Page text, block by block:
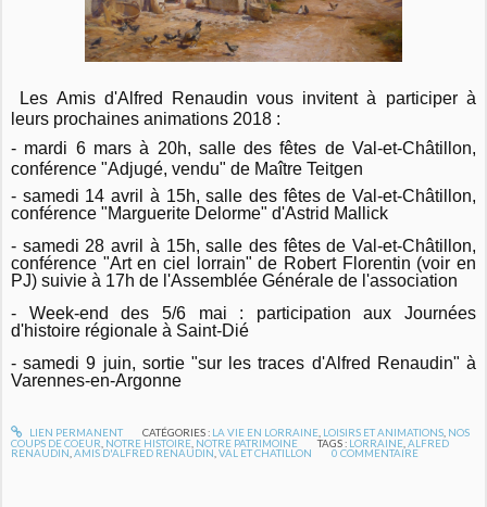
Les Amis d'Alfred Renaudin vous invitent à participer à
leurs prochaines animations 2018 :
- mardi 6 mars à 20h, salle des fêtes de Val-et-Châtillon,
conférence "Adjugé, vendu" de Maître Teitgen
- samedi 14 avril à 15h, salle des fêtes de Val-et-Châtillon,
conférence "Marguerite Delorme" d'Astrid Mallick
- samedi 28 avril à 15h, salle des fêtes de Val-et-Châtillon,
conférence "Art en ciel lorrain" de Robert Florentin (voir en
PJ) suivie à 17h de l'Assemblée Générale de l'association
- Week-end des 5/6 mai : participation aux Journées
d'histoire régionale à Saint-Dié
- samedi 9 juin, sortie "sur les traces d'Alfred Renaudin" à
Varennes-en-Argonne
LIEN PERMANENT CATÉGORIES : LA VIE EN LORRAINE, LOISIRS ET ANIMATIONS, NOS
COUPS DE COEUR NOTRE HISTOIRE NOTRE PATRIMOINE TAGS : LORRAINE ,ALFRED
RENAUDIN ,AMIS D'ALFRED RENAUDIN ,VAL ET CHATILLON 0 COMMENTAIRE